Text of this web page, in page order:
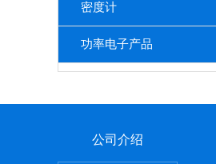
密度计
功率电子产品
公司介绍